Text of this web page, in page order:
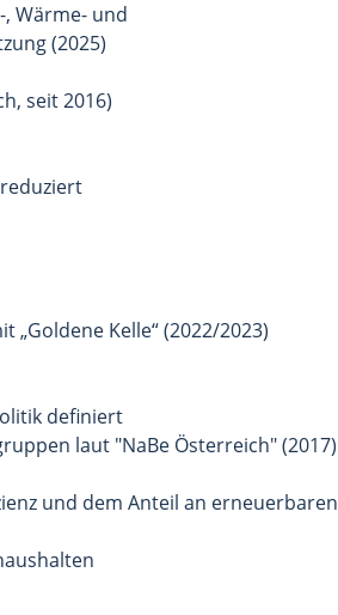
Wärme- und
(2025)
seit 2016)
„Goldene Kelle“ (2022/2023)
definiert
laut "NaBe Österreich" (2017)
und dem Anteil an erneuerbaren